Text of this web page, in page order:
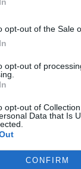
opt-out of the Sale
opt-out of
opt-out of
Data that Is
CONFIRM
to
tutaj z
Drugi w
nadal ma